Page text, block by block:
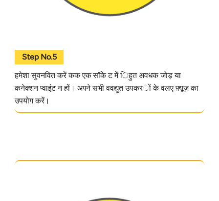
Step No.5
हमेशा सुवनवित करें कक एक सॉके ट में िहुत अवधक जोड़ या
कनेक्शन प्वाइंट न हों। अपने सभी ववद्युत उपकरर्ों के वलए फ़्यूज़ का
उपयोग करें।